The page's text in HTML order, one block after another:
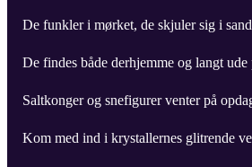
De funkler i mørket, de skjuler sig i
De findes både derhjemme og langt ude
Saltkonger og snefigurer venter på
Kom med ind i krystallernes glitrende